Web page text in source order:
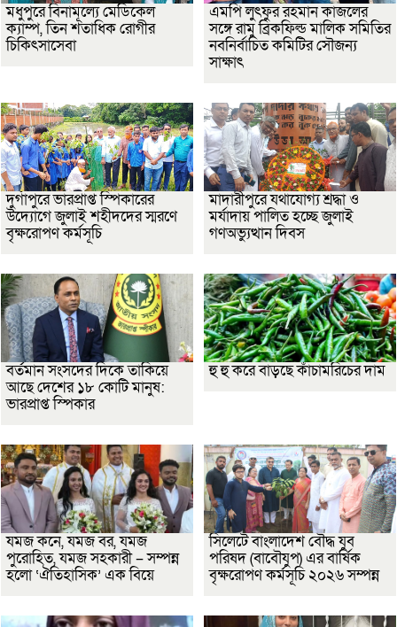
মধুপুরে বিনামূল্যে মেডিকেল
ক্যাম্প, তিন শতাধিক রোগীর
চিকিৎসাসেবা
এমপি লুৎফুর রহমান কাজলের
সঙ্গে রামু ব্রিকফিল্ড মালিক সমিতির
নবনির্বাচিত কমিটির সৌজন্য
সাক্ষাৎ
দুর্গাপুরে ভারপ্রাপ্ত স্পিকারের
উদ্যোগে জুলাই শহীদদের স্মরণে
বৃক্ষরোপণ কর্মসূচি
মাদারীপুরে যথাযোগ্য শ্রদ্ধা ও
মর্যাদায় পালিত হচ্ছে জুলাই
গণঅভ্যুত্থান দিবস
বর্তমান সংসদের দিকে তাকিয়ে
আছে দেশের ১৮ কোটি মানুষ:
ভারপ্রাপ্ত স্পিকার
হু হু করে বাড়ছে কাঁচামরিচের দাম
যমজ কনে, যমজ বর, যমজ
পুরোহিত, যমজ সহকারী – সম্পন্ন
হলো ‘ঐতিহাসিক’ এক বিয়ে
সিলেটে বাংলাদেশ বৌদ্ধ যুব
পরিষদ (বাবৌযুপ) এর বার্ষিক
বৃক্ষরোপণ কর্মসূচি ২০২৬ সম্পন্ন